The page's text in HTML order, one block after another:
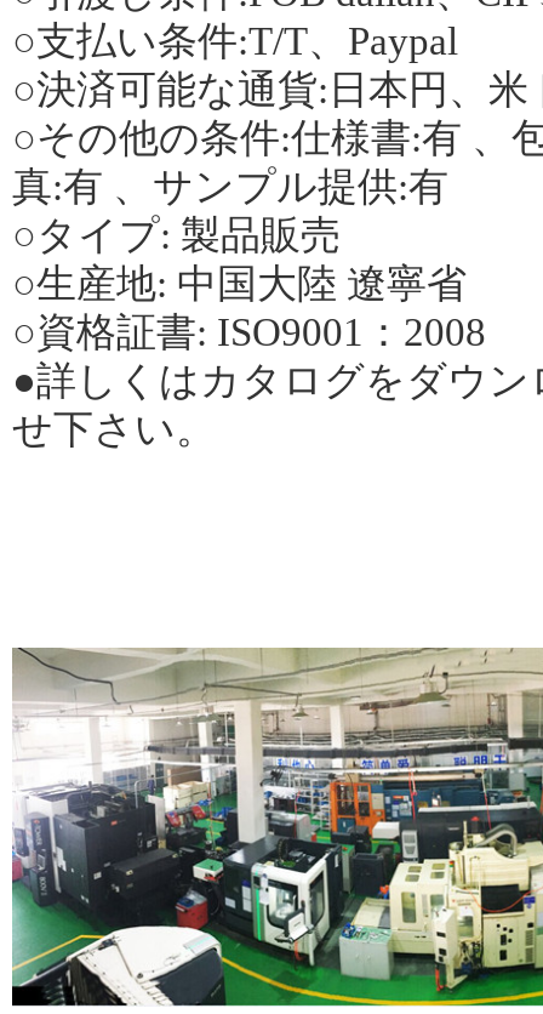
○支払い条件:T/T、Paypal
○決済可能な通貨:日本円、米
○その他の条件:仕様書:有 、
真:有 、サンプル提供:有
○タイプ: 製品販売
○生産地: 中国大陸 遼寧省
○資格証書: ISO9001：2008
●詳しくはカタログをダウ
せ下さい。